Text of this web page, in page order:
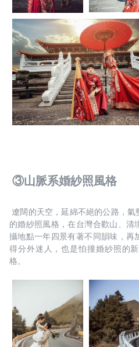
③山脈系婚紗照風格
遼闊的天空，延綿不絕的公路，氣勢磅礴的山脈景觀，帶點美式感
的婚紗照風格，在台灣合歡山、清
攝地點一年四景有著不同韻味，再
得分外迷人，也是怕撞婚紗照的
格。